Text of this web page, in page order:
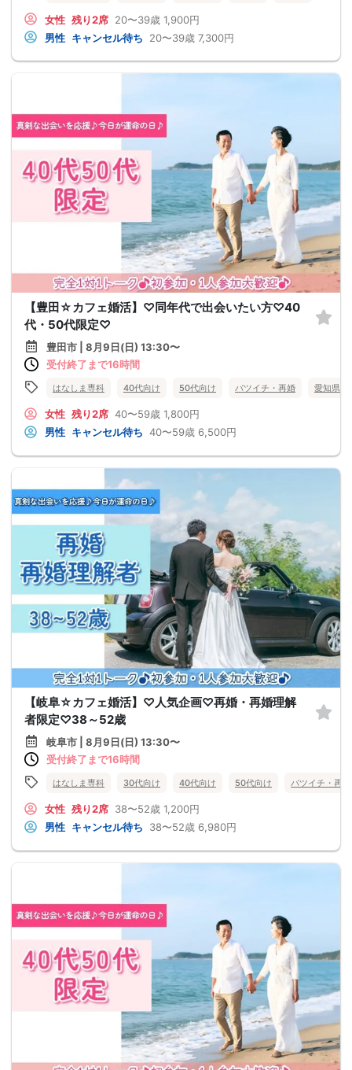
女性 残り2席 20〜39歳 1,900円
男性 キャンセル待ち 20〜39歳 7,300円
【豊田☆カフェ婚活】♡同年代で出会いたい方♡40
代・50代限定♡
豊田市 | 8月9日(日) 13:30〜
受付終了まで16時間
はなしま専科 40代向け 50代向け バツイチ・再婚 愛知県
女性 残り2席 40〜59歳 1,800円
男性 キャンセル待ち 40〜59歳 6,500円
【岐阜☆カフェ婚活】♡人気企画♡再婚・再婚理解
者限定♡38～52歳
岐阜市 | 8月9日(日) 13:30〜
受付終了まで16時間
はなしま専科 30代向け 40代向け 50代向け バツイチ・再婚
女性 残り2席 38〜52歳 1,200円
男性 キャンセル待ち 38〜52歳 6,980円